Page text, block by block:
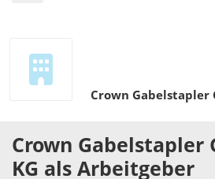
Crown Gabelstapler
Crown Gabelstapler
KG als Arbeitgeber